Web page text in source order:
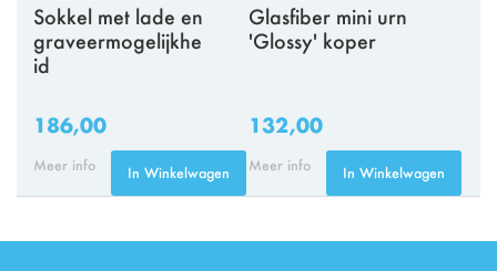
Sokkel met lade en
graveermogelijkhe
id
186,00
Meer info In Winkelwagen
Glasfiber mini urn
'Glossy' koper
132,00
Meer info In Winkelwagen